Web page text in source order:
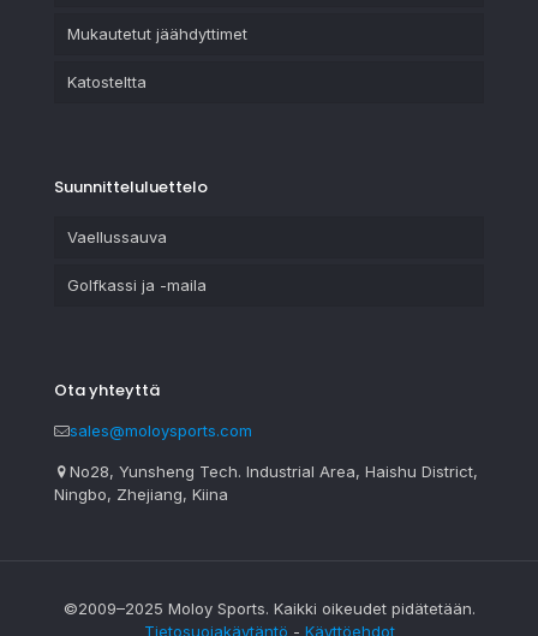
Mukautetut jäähdyttimet
Katosteltta
Suunnitteluluettelo
Vaellussauva
Golfkassi ja -maila
Ota yhteyttä
sales@moloysports.com
No28, Yunsheng Tech. Industrial Area, Haishu District,
Ningbo, Zhejiang, Kiina
©2009–2025 Moloy Sports. Kaikki oikeudet pidätetään.
Tietosuojakäytäntö - Käyttöehdot